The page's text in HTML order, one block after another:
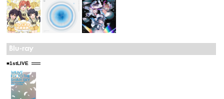
■1stLIVE